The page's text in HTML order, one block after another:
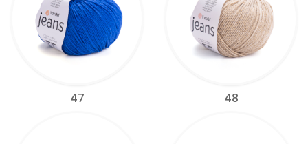
47 48